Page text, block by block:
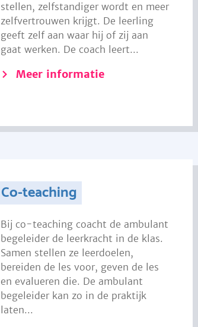
stellen, zelfstandiger wordt en meer
zelfvertrouwen krijgt. De leerling
geeft zelf aan waar hij of zij aan
gaat werken. De coach leert...
Meer informatie
Co-teaching
Bij co-teaching coacht de ambulant
begeleider de leerkracht in de klas.
Samen stellen ze leerdoelen,
bereiden de les voor, geven de les
en evalueren die. De ambulant
begeleider kan zo in de praktijk
laten...